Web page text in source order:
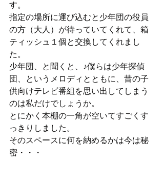
す。
指定の場所に運び込むと少年団の役員
の方（大人）が待っていてくれて、箱
ティッシュ１個と交換してくれまし
た。
少年団、と聞くと、♪僕らは少年探偵
団、というメロディとともに、昔の子
供向けテレビ番組を思い出してしまう
のは私だけでしょうか。
とにかく本棚の一角が空いてすごくす
っきりしました。
そのスペースに何を納めるかは今は秘
密・・・